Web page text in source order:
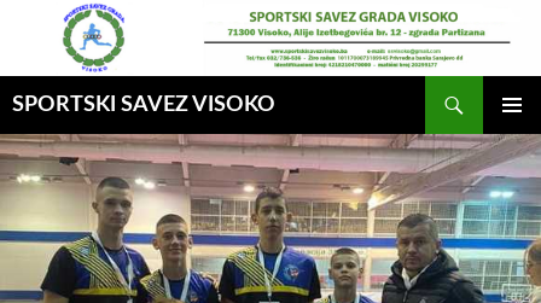
SPORTSKI SAVEZ VISOKO
GLAVNI
MENI